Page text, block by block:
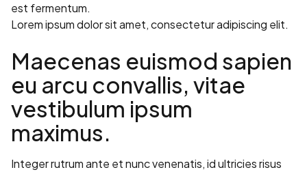
est fermentum.
Lorem ipsum dolor sit amet, consectetur adipiscing elit.
Maecenas euismod sapien
eu arcu convallis, vitae
vestibulum ipsum
maximus.
Integer rutrum ante et nunc venenatis, id ultricies risus